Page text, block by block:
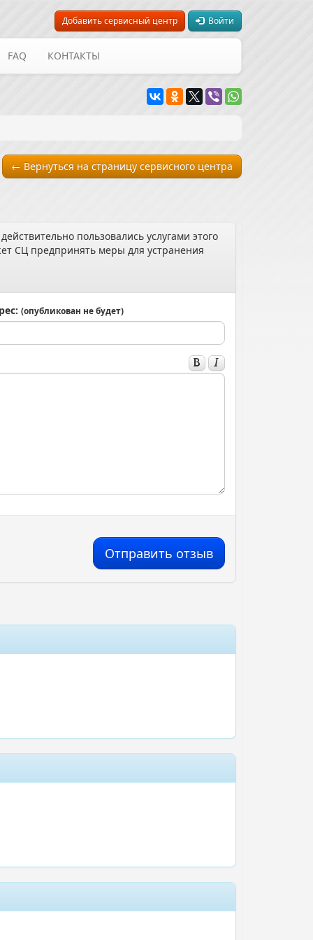
Добавить сервисный центр Войти
FAQ КОНТАКТЫ
← Вернуться на страницу сервисного центра
пользовались услугами этого
СЦ предпринять меры для устранения
(опубликован не будет)
Отправить отзыв